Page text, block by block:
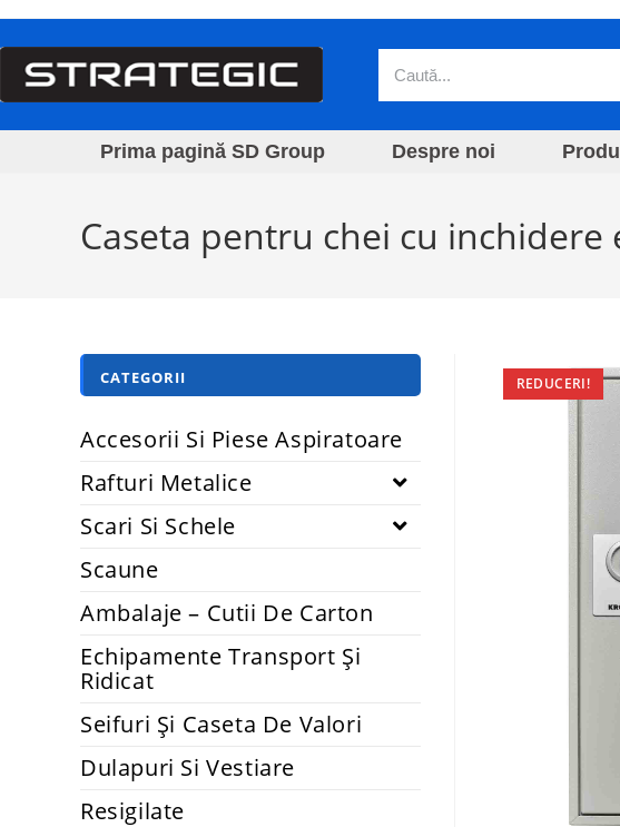
Prima pagină SD Group Despre noi
Caseta pentru chei cu inchidere
REDUCERI!
CATEGORII
Accesorii Si Piese Aspiratoare
Rafturi Metalice
Scari Si Schele
Scaune
Ambalaje – Cutii De Carton
Echipamente Transport Și
Ridicat
Seifuri Și Caseta De Valori
Dulapuri Si Vestiare
Resigilate